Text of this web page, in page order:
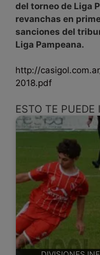
del torneo de Liga
revanchas en
sanciones del
Liga Pampeana.
http://
2018.pdf
ESTO TE PUEDE